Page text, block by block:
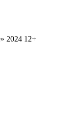
2024 12+